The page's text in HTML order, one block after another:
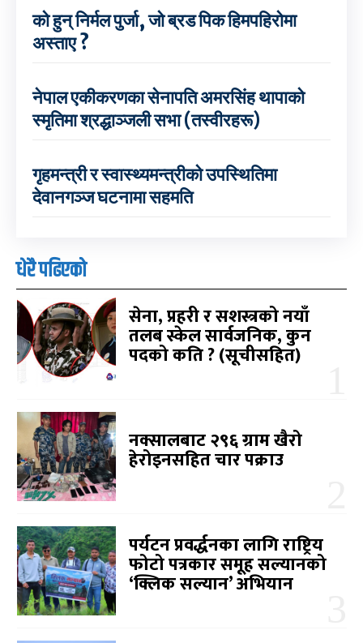
को हुन् निर्मल पुर्जा, जो ब्रड पिक हिमपहिरोमा
अस्ताए ?
नेपाल एकीकरणका सेनापति अमरसिंह थापाको
स्मृतिमा श्रद्धाञ्जली सभा (तस्वीरहरू)
गृहमन्त्री र स्वास्थ्यमन्त्रीको उपस्थितिमा
देवानगञ्ज घटनामा सहमति
धेरै पढिएको
सेना, प्रहरी र सशस्त्रको नयाँ
तलब स्केल सार्वजनिक, कुन
पदको कति ? (सूचीसहित)
नक्सालबाट २९६ ग्राम खैरो
हेरोइनसहित चार पक्राउ
पर्यटन प्रवर्द्धनका लागि राष्ट्रिय
फोटो पत्रकार समूह सल्यानको
‘क्लिक सल्यान’ अभियान